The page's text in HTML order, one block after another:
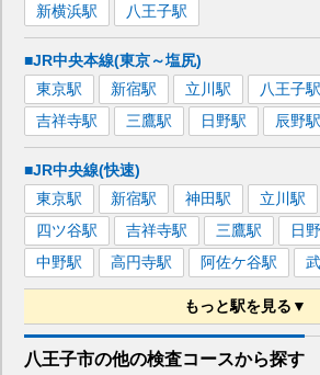
新横浜駅 八王子駅
■JR中央本線(東京～塩尻)
東京駅 新宿駅 立川 駅 八王子駅
吉祥寺駅 三鷹駅 日野駅 辰野駅
■JR中央線(快速)
東京駅 新宿駅 神田駅 立川 駅
四ツ谷駅 吉祥寺駅 三鷹駅 日野
中野駅 高円寺駅 阿佐ケ谷駅
もっと駅を見る▼
■JR八高線(八王子～高麗川)
八王子市の他の検査コースから探す